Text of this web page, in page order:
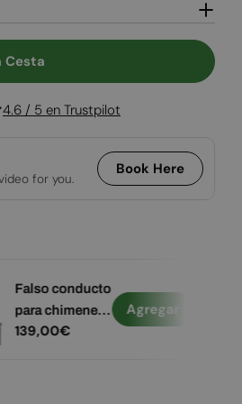
Abrir medios 2
En Negro
De Bioetanol En Negro
Cesta
4.6 / 5 en Trustpilot
for you.
Book Here
Falso conducto
para chimenea
de bioetanol -
Precio
139,00€
Agregar